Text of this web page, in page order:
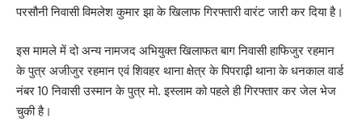
परसौनी निवासी विमलेश कुमार झा के खिलाफ गिरफ्तारी वारंट जारी कर दिया है।
इस मामले में दो अन्य नामजद अभियुक्त खिलाफत बाग निवासी हाफिजुर रहमान
के पुत्र अजीजुर रहमान एवं शिवहर थाना क्षेत्र के पिपराढ़ी थाना के धनकाल वार्ड
नंबर 10 निवासी उस्मान के पुत्र मो. इस्लाम को पहले ही गिरफ्तार कर जेल भेज
चुकी है।